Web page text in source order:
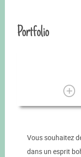
Portfolio
Vous souhaitez
dans un esprit